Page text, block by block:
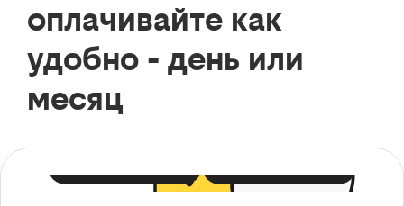
оплачивайте как
удобно - день или
месяц